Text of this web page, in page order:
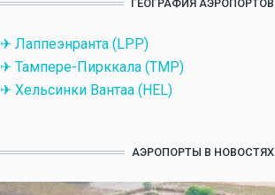
ГЕОГРАФИЯ АЭРОПОРТОВ
✈ Лаппеэнранта (LPP)
✈ Тампере-Пирккала (TMP)
✈ Хельсинки Вантаа (HEL)
АЭРОПОРТЫ В НОВОСТЯХ